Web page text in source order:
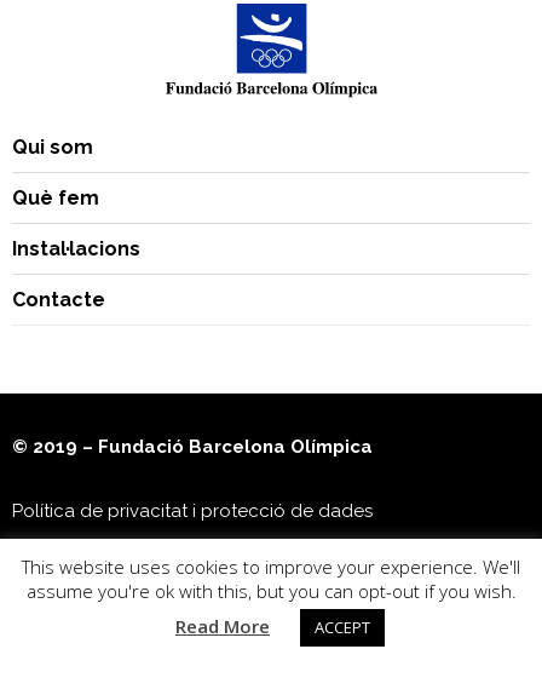
Qui som
Què fem
Instal·lacions
Contacte
© 2019 – Fundació Barcelona Olímpica
Política de privacitat i protecció de dades
Museu Olímpic i de l’Esport Joan Antoni Samaranch
This website uses cookies to improve your experience. We'll
assume you're ok with this, but you can opt-out if you wish.
Read More
ACCEPT